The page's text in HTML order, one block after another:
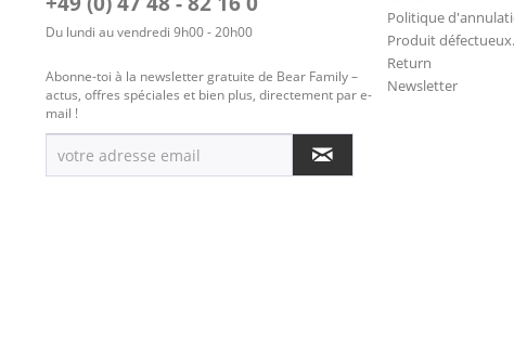
Du lundi au vendredi 9h00 - 20h00
Abonne-toi à la newsletter gratuite de Bear Family –
actus, offres spéciales et bien plus, directement par e-
mail !
Politique
Produit défectueux.
Return
Newsletter